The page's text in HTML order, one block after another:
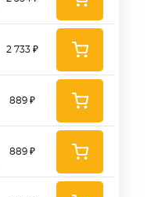
2 733 ₽
889 ₽
889 ₽